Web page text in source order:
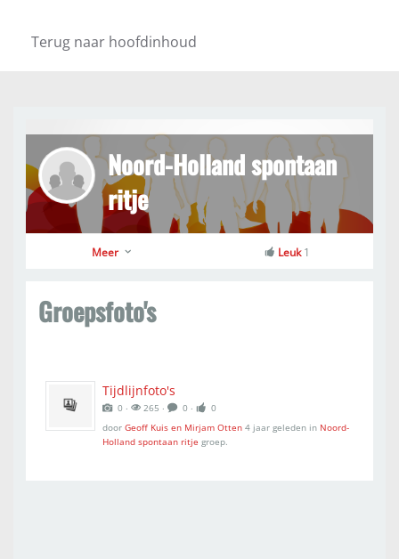
Terug naar hoofdinhoud
Noord-Holland spontaan
ritje
Meer Leuk 1
Groepsfoto's
Tijdlijnfoto's
0 ‧ 265 ‧ 0 ‧
0
door Geoff Kuis en Mirjam Otten 4 jaar geleden in Noord-
Holland spontaan ritje groep.